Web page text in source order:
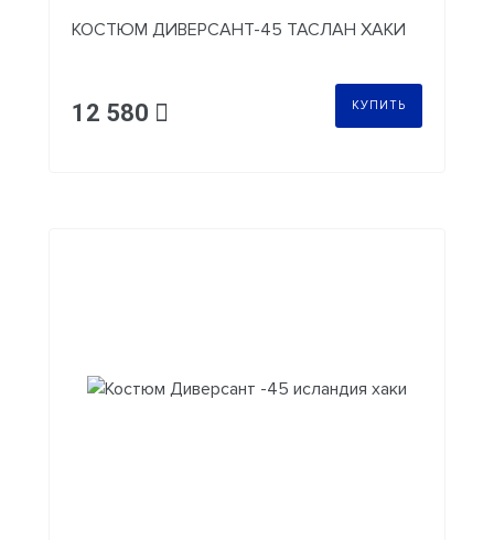
КОСТЮМ ДИВЕРСАНТ-45 ТАСЛАН ХАКИ
12 580 КУПИТЬ